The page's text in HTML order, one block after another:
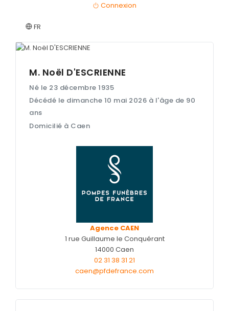
PRÉVOIR SES OBSÈQUES
Entretien de sépulture
Livraison de Fleurs Naturelles
Livraison de plaques
Nos cercueils
Nos fleurs naturelles
NOTRE AGENCE
ESPACE FAMILLE
Connexion
FR
M. Noël D'ESCRIENNE
Né le 23 décembre 1935
Décédé le dimanche 10 mai 2026 à l'âge de 90
ans
Domicilié à Caen
Agence CAEN
1 rue Guillaume le Conquérant
14000 Caen
02 31 38 31 21
caen@pfdefrance.com